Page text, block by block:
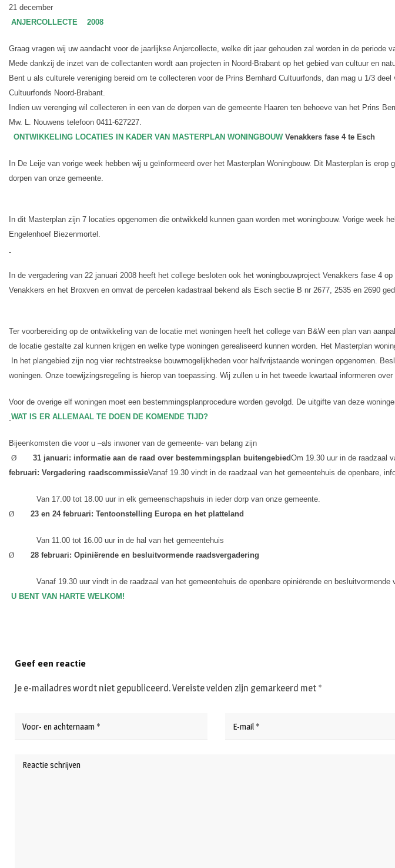
21 december
ANJERCOLLECTE
2008
Graag vragen wij uw aandacht voor de jaarlijkse Anjercollecte, welke dit jaar gehouden zal worden in de periode
Mede dankzij de inzet van de collectanten wordt aan projecten in Noord-Brabant op het gebied van cultuur en
Bent u als culturele vereniging bereid om te collecteren voor de Prins Bernhard Cultuurfonds, dan mag u 1/3
Cultuurfonds Noord-Brabant.
Indien uw verenging wil collecteren in een van de dorpen van de gemeente Haaren ten behoeve van het Prins
Mw. L. Nouwens telefoon 0411-627227.
ONTWIKKELING LOCATIES IN KADER VAN MASTERPLAN WONINGBOUW Venakkers fase 4 te Esch
In De Leije van vorige week hebben wij u geïnformeerd over het Masterplan Woningbouw. Dit Masterplan is
dorpen van onze gemeente.
In dit Masterplan zijn 7 locaties opgenomen die ontwikkeld kunnen gaan worden met woningbouw. Vorige
Engelenhoef Biezenmortel.
In de vergadering van 22 januari 2008 heeft het college besloten ook het woningbouwproject Venakkers fase
Venakkers en het Broxven en omvat de percelen kadastraal bekend als Esch sectie B nr 2677, 2535 en 2690
Ter voorbereiding op de ontwikkeling van de locatie met woningen heeft het college van B&W een plan van
de locatie gestalte zal kunnen krijgen en welke type woningen gerealiseerd kunnen worden. Het Masterplan
In het plangebied zijn nog vier rechtstreekse bouwmogelijkheden voor halfvrijstaande woningen opgenomen.
woningen. Onze toewijzingsregeling is hierop van toepassing. Wij zullen u in het tweede kwartaal informeren
Voor de overige elf woningen moet een bestemmingsplanprocedure worden gevolgd. De uitgifte van deze
WAT IS ER ALLEMAAL TE DOEN DE KOMENDE TIJD?
Bijeenkomsten die voor u –als inwoner van de gemeente- van belang zijn
Ø
31 januari: informatie aan de raad over bestemmingsplan buitengebiedOm 19.30 uur in de raadzaal
februari: Vergadering raadscommissieVanaf 19.30 vindt in de raadzaal van het gemeentehuis de openbare,
Van 17.00 tot 18.00 uur in elk gemeenschapshuis in ieder dorp van onze gemeente.
Ø
23 en 24 februari: Tentoonstelling Europa en het platteland
Van 11.00 tot 16.00 uur in de hal van het gemeentehuis
Ø
28 februari: Opiniërende en besluitvormende raadsvergadering
Vanaf 19.30 uur vindt in de raadzaal van het gemeentehuis de openbare opiniërende en besluitvormende
U BENT VAN HARTE WELKOM!
Geef een reactie
Je e-mailadres wordt niet gepubliceerd.Vereiste velden zijn gemarkeerd met *